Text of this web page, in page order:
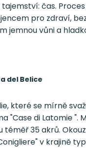
čas.
pro zdraví,
vůni a
del Belice
které se mírně
"Case di Latomie
35 akrů.
v krajině